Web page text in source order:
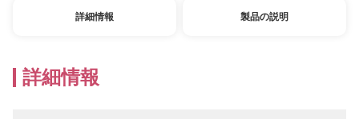
詳細情報 製品の説明
詳細情報